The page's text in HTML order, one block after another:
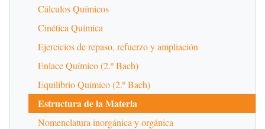
Cálculos Químicos
Cinética Química
Ejercicios de repaso, refuerzo y ampliación
Enlace Químico (2.º Bach)
Equilibrio Químico (2.º Bach)
Estructura de la Materia
Nomenclatura inorgánica y orgánica